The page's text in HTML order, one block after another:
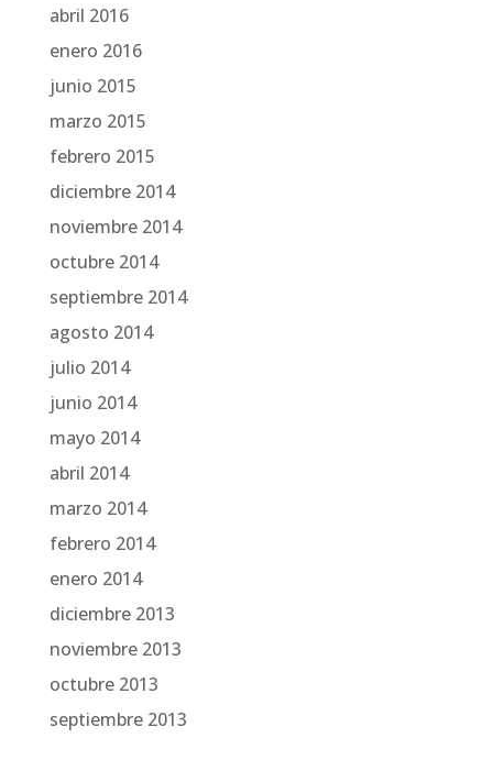
abril 2016
enero 2016
junio 2015
marzo 2015
febrero 2015
diciembre 2014
noviembre 2014
octubre 2014
septiembre 2014
agosto 2014
julio 2014
junio 2014
mayo 2014
abril 2014
marzo 2014
febrero 2014
enero 2014
diciembre 2013
noviembre 2013
octubre 2013
septiembre 2013